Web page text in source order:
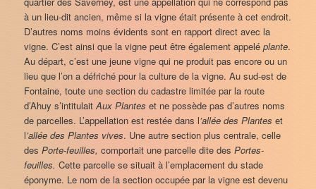
à un lieu-dit ancien, même si la vigne était présente à cet endroit.
D’autres noms moins évidents sont en rapport direct avec la
vigne. C’est ainsi que la vigne peut être également appeléplante.
Au départ, c’est une jeune vigne qui ne produit pas encore ou un
lieu que l’on a défriché pour la culture de la vigne. Au sud-est de
Fontaine, toute une section du cadastre limitée par la route
d’Ahuy s’intitulaitAux Planteset ne possède pas d’autres noms
de parcelles. L’appellation est restée dans l’allée des Plantes et
l’allée des Plantes vives. Une autre section plus centrale, celle
desPorte-feuilles,comportait une parcelle dite desPortes-
feuilles. Cette parcelle se situait à l’emplacement du stade
éponyme. Le nom de la section occupée par la vigne est devenu